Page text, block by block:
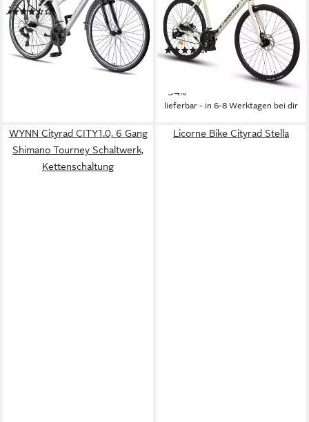
(12)
359,99 €
17,88 €mtl. in 24 Raten
lieferbar - in 3-4 Werktagen bei dir
24 Gänge
120 kg Zul. Gesamtgewicht
Kettenschaltung
Schaltung
(5)
329,99 € UVP
499,99 €
mtl. in 24 Raten
-34%
lieferbar - in 6-8 Werktagen bei dir
WYNN Cityrad CITY1.0, 6 Gang
Shimano Tourney Schaltwerk,
Kettenschaltung
Licorne Bike Cityrad Stella